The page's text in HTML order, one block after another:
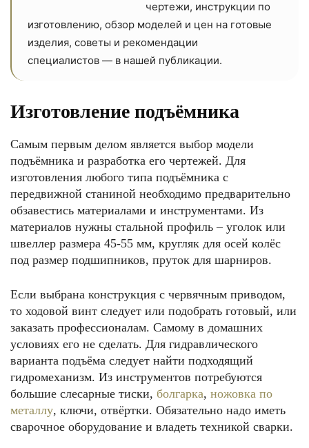
чертежи, инструкции по
изготовлению, обзор моделей и цен на готовые
изделия, советы и рекомендации
специалистов — в нашей публикации.
Изготовление подъёмника
Самым первым делом является выбор модели
подъёмника и разработка его чертежей. Для
изготовления любого типа подъёмника с
передвижной станиной необходимо предварительно
обзавестись материалами и инструментами. Из
материалов нужны стальной профиль – уголок или
швеллер размера 45-55 мм, кругляк для осей колёс
под размер подшипников, пруток для шарниров.
Если выбрана конструкция с червячным приводом,
то ходовой винт следует или подобрать готовый, или
заказать профессионалам. Самому в домашних
условиях его не сделать. Для гидравлического
варианта подъёма следует найти подходящий
гидромеханизм. Из инструментов потребуются
большие слесарные тиски, болгарка, ножовка по
металлу, ключи, отвёртки. Обязательно надо иметь
сварочное оборудование и владеть техникой сварки.